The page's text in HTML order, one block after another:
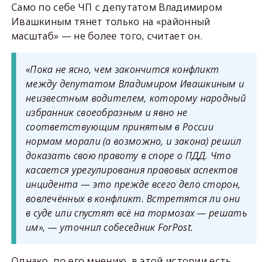
Само по себе ЧП с депутатом Владимиром
Ивашкиным тянет только на «районный
масштаб» — не более того, считает он.
«Пока не ясно, чем закончится конфликт
между депутатом Владимиром Ивашкиным и
неизвестным водителем, которому народный
избранник своеобразным и явно не
соответствующим принятым в России
нормам морали (а возможно, и закона) решил
доказать свою правоту в споре о ПДД. Что
касается урегулирования правовых аспектов
инцидента — это прежде всего дело сторон,
вовлечённых в конфликт. Встретятся ли они
в суде или спустят всё на тормозах — решать
им», — уточнил собеседник ForPost.